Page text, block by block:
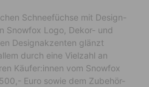
Schneefüchse mit Design-
Snowfox Logo, Dekor- und
Designakzenten glänzt
durch eine Vielzahl an
Käufer:innen vom Snowfox
Euro sowie dem Zubehör-